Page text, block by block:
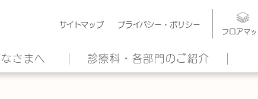
サイトマップ プライバシー・ポリシー
フロアマ
さまへ 診療科・各部門のご紹介